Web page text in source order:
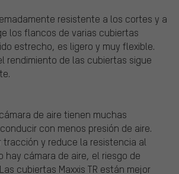
resistente a los cortes y a
los flancos de varias cubiertas
estrecho, es ligero y muy flexible.
rendimiento de las cubiertas sigue
de aire tienen muchas
con menos presión de aire.
tracción y reduce la resistencia al
hay cámara de aire, el riesgo de
cubiertas Maxxis TR están mejor